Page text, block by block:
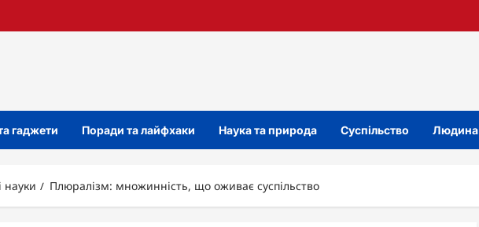
гаджети Поради та лайфхаки Наука та природа Суспільство Людина
науки Плюралізм: множинність, що оживає суспільство